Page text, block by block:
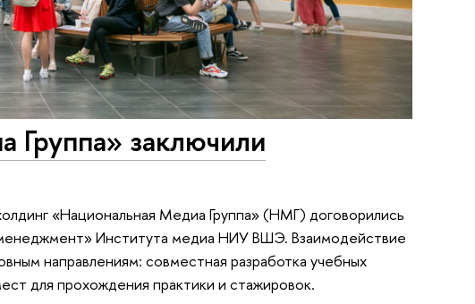
заключили
«Национальная Медиа Группа» (НМГ) договорились
Института медиа НИУ ВШЭ. Взаимодействие
направлениям: совместная разработка учебных
для прохождения практики и стажировок.